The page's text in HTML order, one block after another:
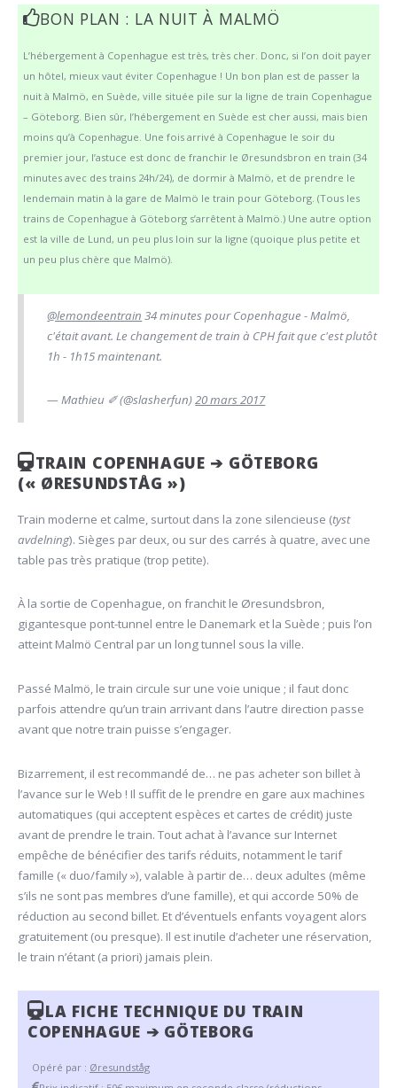
BON PLAN : LA NUIT À MALMÖ
L’hébergement à Copenhague est très, très cher. Donc, si l’on doit payer
un hôtel, mieux vaut éviter Copenhague ! Un bon plan est de passer la
nuit à Malmö, en Suède, ville située pile sur la ligne de train Copenhague
– Göteborg. Bien sûr, l’hébergement en Suède est cher aussi, mais bien
moins qu’à Copenhague. Une fois arrivé à Copenhague le soir du
premier jour, l’astuce est donc de franchir le Øresundsbron en train (34
minutes avec des trains 24h/24), de dormir à Malmö, et de prendre le
lendemain matin à la gare de Malmö le train pour Göteborg. (Tous les
trains de Copenhague à Göteborg s’arrêtent à Malmö.) Une autre option
est la ville de Lund, un peu plus loin sur la ligne (quoique plus petite et
un peu plus chère que Malmö).
@lemondeentrain 34 minutes pour Copenhague - Malmö,
c'était avant. Le changement de train à CPH fait que c'est plutôt
1h - 1h15 maintenant.
— Mathieu ✐ (@slasherfun)20 mars 2017
TRAIN COPENHAGUE ➔ GÖTEBORG
(« ØRESUNDSTÅG »)
Train moderne et calme, surtout dans la zone silencieuse (tyst
avdelning). Sièges par deux, ou sur des carrés à quatre, avec une
table pas très pratique (trop petite).
À la sortie de Copenhague, on franchit le Øresundsbron,
gigantesque pont-tunnel entre le Danemark et la Suède ; puis l’on
atteint Malmö Central par un long tunnel sous la ville.
Passé Malmö, le train circule sur une voie unique ; il faut donc
parfois attendre qu’un train arrivant dans l’autre direction passe
avant que notre train puisse s’engager.
Bizarrement, il est recommandé de… ne pas acheter son billet à
l’avance sur le Web ! Il suffit de le prendre en gare aux machines
automatiques (qui acceptent espèces et cartes de crédit) juste
avant de prendre le train. Tout achat à l’avance sur Internet
empêche de bénécifier des tarifs réduits, notamment le tarif
famille (« duo/family »), valable à partir de… deux adultes (même
s’ils ne sont pas membres d’une famille), et qui accorde 50% de
réduction au second billet. Et d’éventuels enfants voyagent alors
gratuitement (ou presque). Il est inutile d’acheter une réservation,
le train n’étant (a priori) jamais plein.
LA FICHE TECHNIQUE DU TRAIN
COPENHAGUE ➔ GÖTEBORG
Opéré par : Øresundståg